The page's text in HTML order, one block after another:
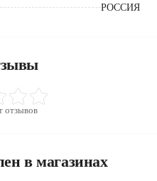
РОССИЯ
отзывов
в магазинах